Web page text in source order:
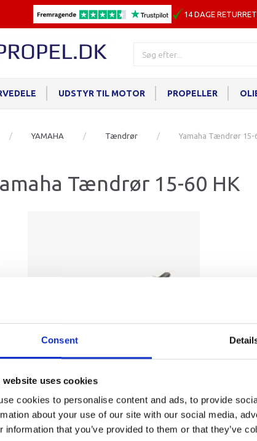
Consent
website uses cookies
cookies to personalise content and ads, to provide
about your use of our site with our social media,
information that you’ve provided to them or that they’ve
14 DAGE RETURRET
UDSTYR TIL MOTOR PROPELLER
YAMAHA Tændrør Yamaha Tændrør 15-
Tændrør 15-60 HK